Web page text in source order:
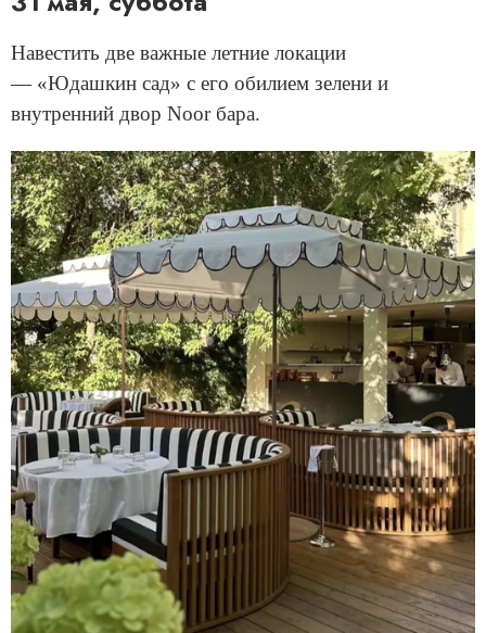
Навестить две важные летние локации
— «Юдашкин сад» с его обилием зелени и
внутренний двор Noor бара.